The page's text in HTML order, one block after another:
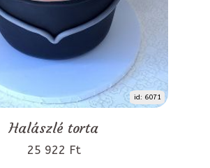
id: 6071
Halászlé torta
25 922 Ft